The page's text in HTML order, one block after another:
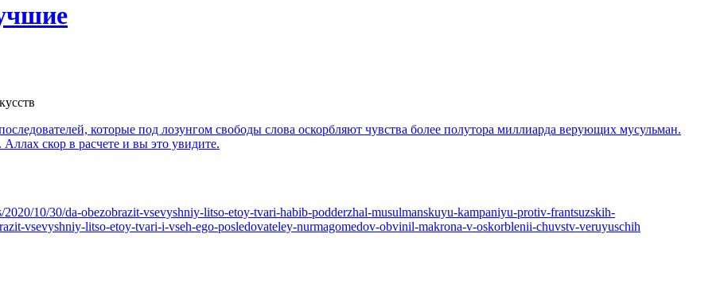
которые под лозунгом свободы слова оскорбляют чувства более полутора миллиарда верующих мусульман.
скор в расчете и вы это увидите.
2020/10/30/da-obezobrazit-vsevyshniy-litso-etoy-tvari-habib-podderzhal-musulmanskuyu-kampaniyu-protiv-frantsuzskih-
vsevyshniy-litso-etoy-tvari-i-vseh-ego-posledovateley-nurmagomedov-obvinil-makrona-v-oskorblenii-chuvstv-veruyuschih